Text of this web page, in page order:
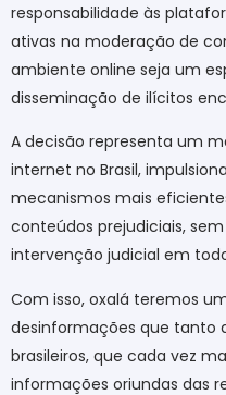
responsabilidade às
ativas na moderação de
ambiente online seja um
disseminação de ilícitos
A decisão representa um
internet no Brasil,
mecanismos mais
conteúdos prejudiciais,
intervenção judicial em
Com isso, oxalá teremos
desinformações que tanto
brasileiros, que cada vez
informações oriundas das